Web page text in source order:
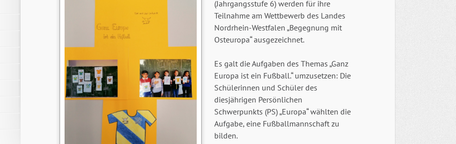
(Jahrgangsstufe 6) werden für ihre
Teilnahme am Wettbewerb des Landes
Nordrhein-Westfalen „Begegnung mit
Osteuropa“ ausgezeichnet.
Es galt die Aufgaben des Themas „Ganz
Europa ist ein Fußball.“ umzusetzen: Die
Schülerinnen und Schüler des
diesjährigen Persönlichen
Schwerpunkts (PS) „Europa“ wählten die
Aufgabe, eine Fußballmannschaft zu
bilden.